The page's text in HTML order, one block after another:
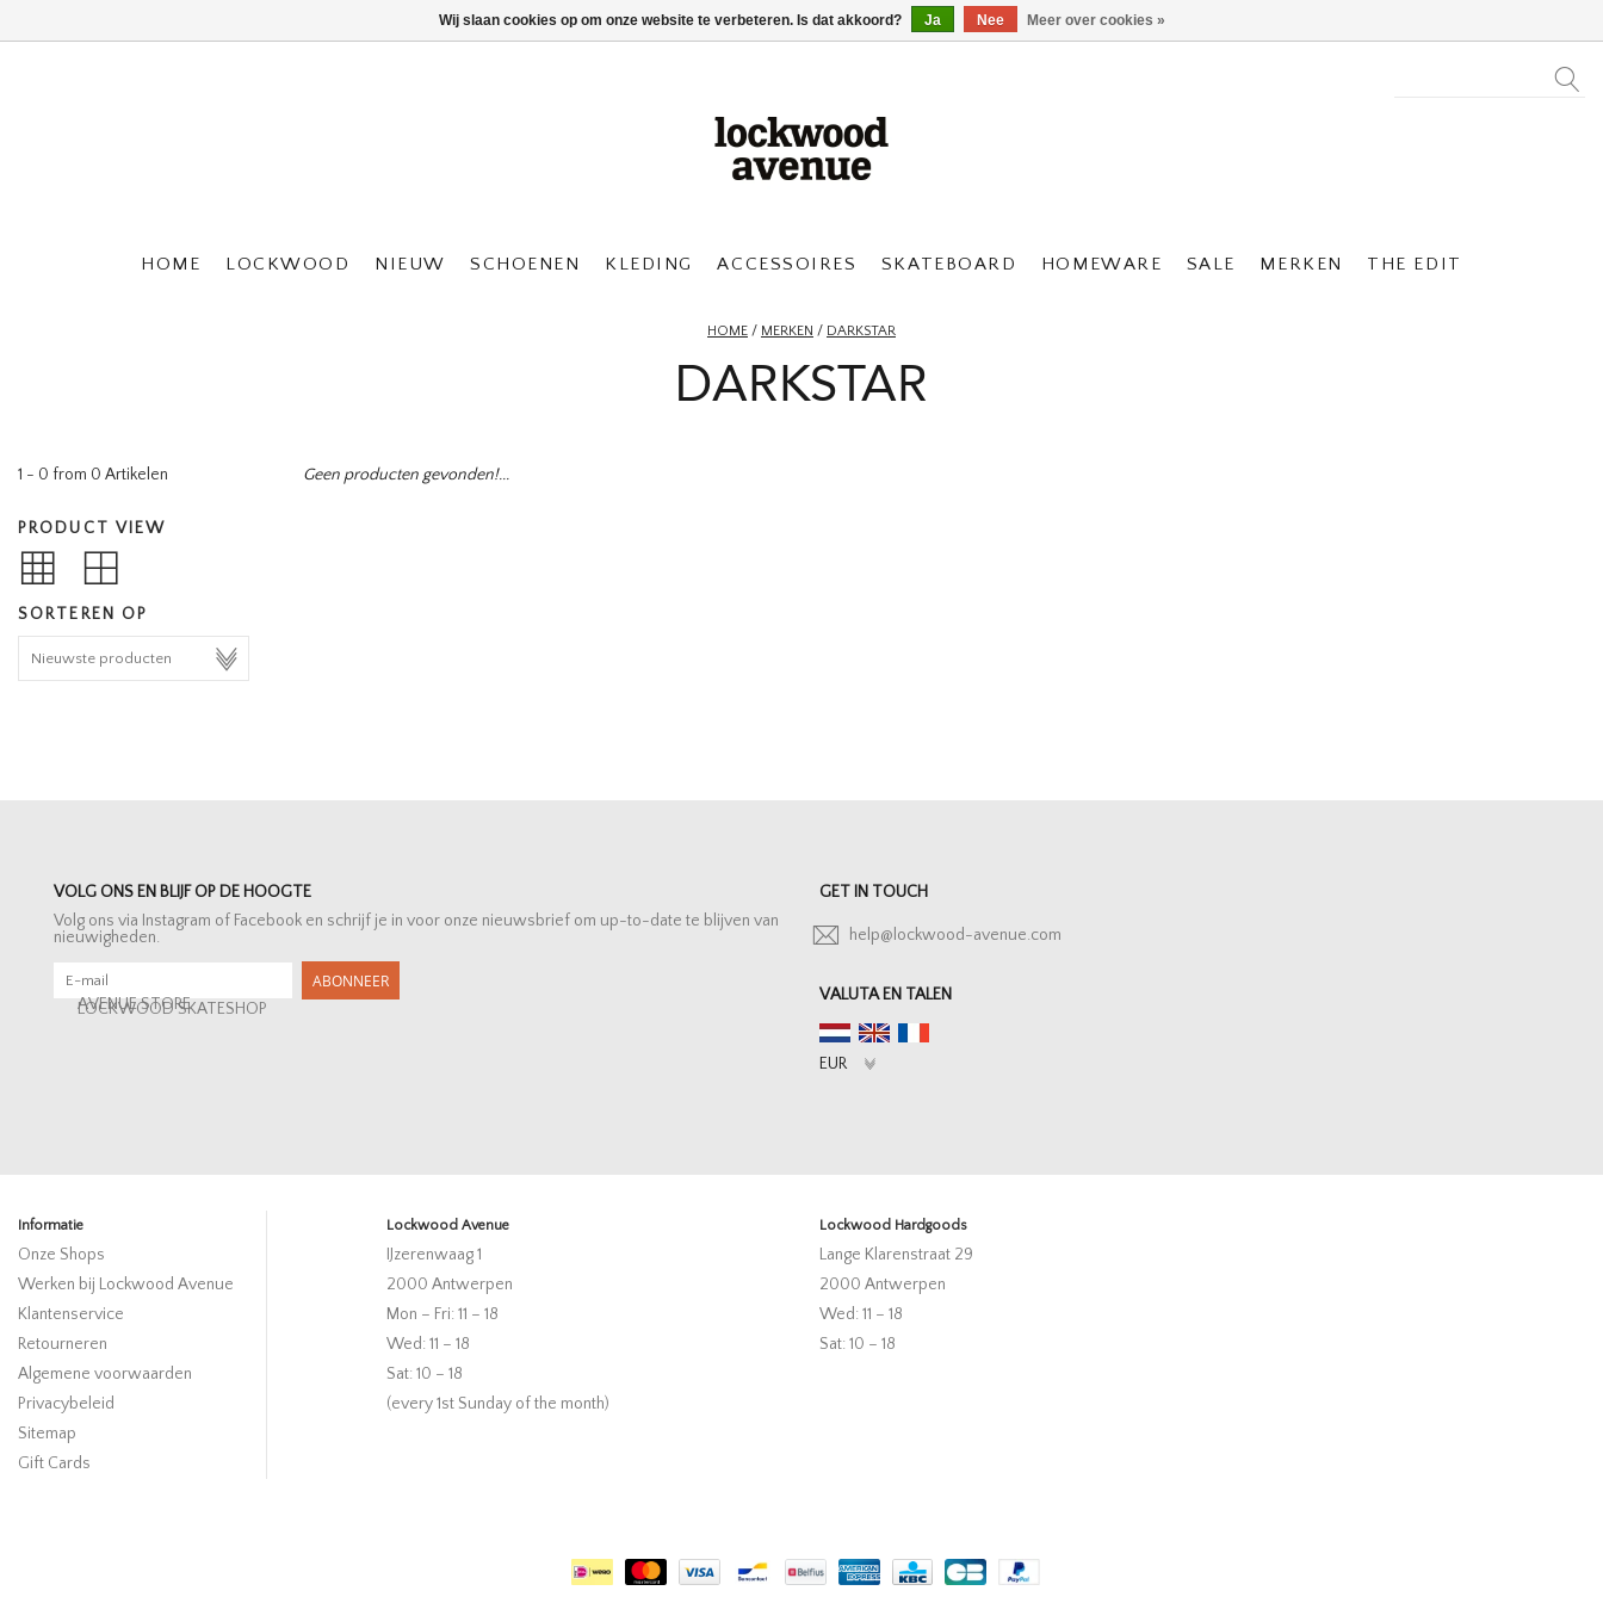
HOME LOCKWOOD NIEUW SCHOENEN KLEDING ACCESSOIRES SKATEBOARD HOMEWARE SALE MERKEN THE EDIT
HOME / MERKEN / DARKSTAR
DARKSTAR
1 - 0 from 0 Artikelen
PRODUCT VIEW
SORTEREN OP
Geen producten gevonden!...
VOLG ONS EN BLIJF OP DE HOOGTE
Volg ons via Instagram of Facebook en schrijf je in voor onze nieuwsbrief om up-to-date te blijven van
nieuwigheden.
ABONNEER
AVENUE STORE
LOCKWOOD SKATESHOP
GET IN TOUCH
help@lockwood-avenue.com
VALUTA EN TALEN
Informatie
Onze Shops
Werken bij Lockwood Avenue
Klantenservice
Retourneren
Algemene voorwaarden
Privacybeleid
Sitemap
Gift Cards
Lockwood Avenue
IJzerenwaag 1
2000 Antwerpen
Mon – Fri: 11 – 18
Wed: 11 – 18
Sat: 10 – 18
(every 1st Sunday of the month)
Lockwood Hardgoods
Lange Klarenstraat 29
2000 Antwerpen
Wed: 11 – 18
Sat: 10 – 18
Wij slaan cookies op om onze website te verbeteren. Is dat akkoord? Ja Nee Meer over cookies »